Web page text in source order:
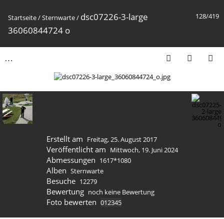
128/419
Startseite/Sternwarte/ dsc07226-3-large
36060844724 o
Erstellt am Freitag, 25. August 2017
Veröffentlicht am Mittwoch, 19. Juni 2024
Abmessungen 1617*1080
Alben Sternwarte
Besuche 12279
Bewertung noch keine Bewertung
Foto bewerten